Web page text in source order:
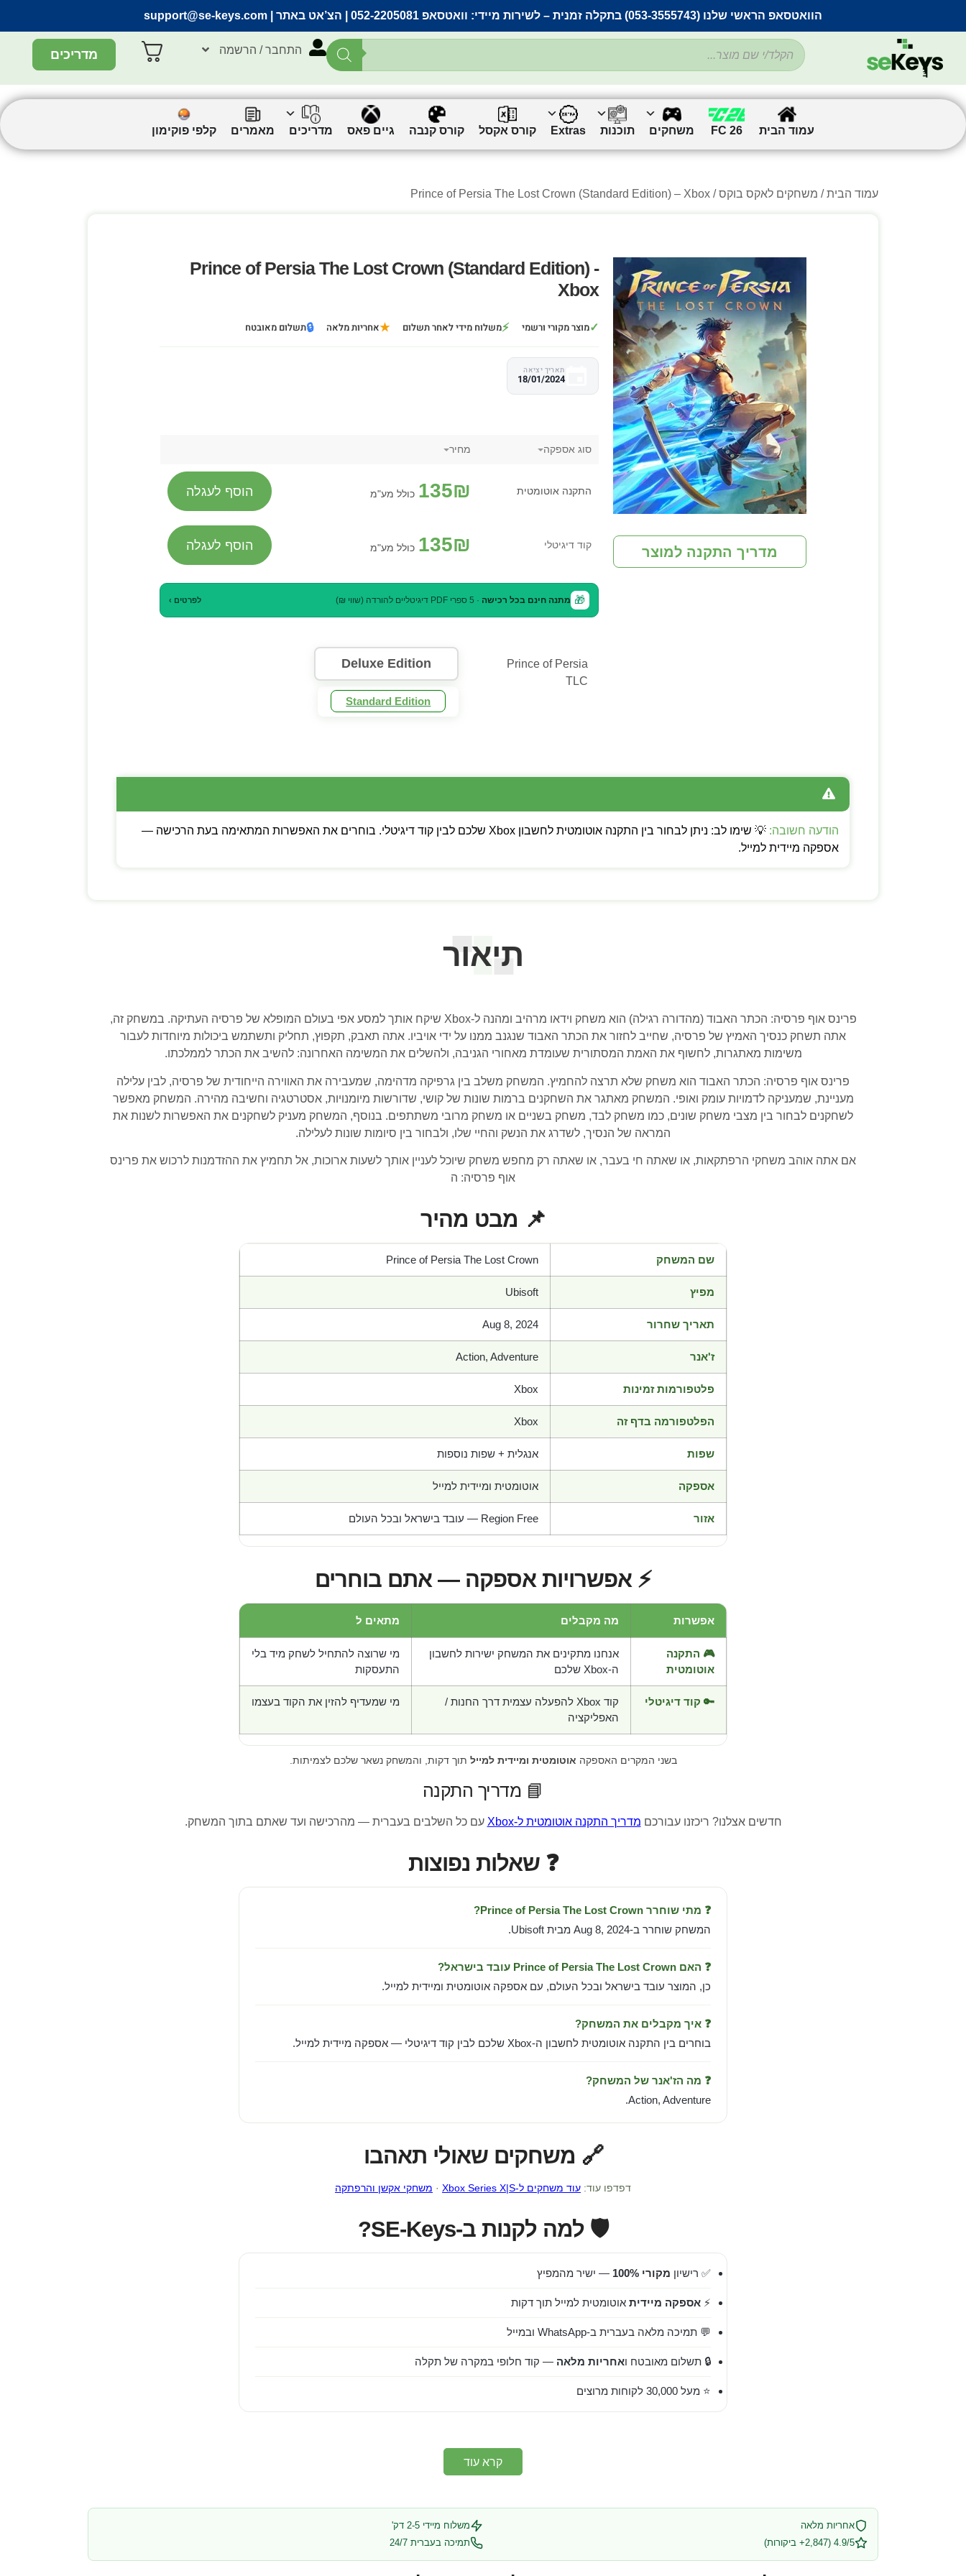
הוואטסאפ הראשי שלנו (053-3555743) בתקלה זמנית – לשירות מיידי: וואטסאפ 052-2205081 | הצ’אט באתר | support@se-keys.com
התחבר / הרשמה מדריכים
עמוד הבית FC 26 משחקים תוכנות Extras קורס אקסל קורס קנבה גיים פאס מדריכים מאמרים קלפי פוקימון
עמוד הבית/ משחקים לאקס בוקס/ Prince of Persia The Lost Crown (Standard Edition) – Xbox
מדריך התקנה למוצר
Prince of Persia The Lost Crown (Standard Edition) -
Xbox
✓מוצר מקורי ורשמי ⚡משלוח מידי לאחר תשלום ★אחריות מלאה 🔒תשלום מאובטח
תאריך יציאה
18/01/2024
סוג אספקה מחיר
התקנה אוטומטית 135₪ כולל מע"מ הוסף לעגלה
קוד דיגיטלי 135₪ כולל מע"מ הוסף לעגלה
🎁 מתנה חינם בכל רכישה · 5 ספרי PDF דיגיטליים להורדה (שווי ₪) לפרטים ›
Prince of Persia
TLC
Deluxe Edition
Standard Edition
הודעה חשובה:
💡 שימו לב: ניתן לבחור בין התקנה אוטומטית לחשבון Xbox שלכם לבין קוד דיגיטלי. בוחרים את האפשרות המתאימה בעת הרכישה —
אספקה מיידית למייל.
תיאור
פרינס אוף פרסיה: הכתר האבוד (מהדורה רגילה) הוא משחק וידאו מרהיב ומהנה ל-Xbox שיקח אותך למסע אפי בעולם המופלא של פרסיה העתיקה. במשחק זה,
אתה תשחק כנסיך האמיץ של פרסיה, שחייב לחזור את הכתר האבוד שנגנב ממנו על ידי אויביו. אתה תאבק, תקפוץ, תחליק ותשתמש ביכולות מיוחדות לעבור
משימות מאתגרות, לחשוף את האמת המסתורית שעומדת מאחורי הגניבה, ולהשלים את המשימה האחרונה: להשיב את הכתר לממלכתו.
פרינס אוף פרסיה: הכתר האבוד הוא משחק שלא תרצה להחמיץ. המשחק משלב בין גרפיקה מדהימה, שמעבירה את האווירה הייחודית של פרסיה, לבין עלילה
מעניינת, שמעניקה לדמויות עומק ואופי. המשחק מאתגר את השחקנים ברמות שונות של קושי, שדורשות מיומנויות, אסטרטגיה וחשיבה מהירה. המשחק מאפשר
לשחקנים לבחור בין מצבי משחק שונים, כמו משחק לבד, משחק בשניים או משחק מרובי משתתפים. בנוסף, המשחק מעניק לשחקנים את האפשרות לשנות את
המראה של הנסיך, לשדרג את הנשק והחיי שלו, ולבחור בין סיומות שונות לעלילה.
אם אתה אוהב משחקי הרפתקאות, או שאתה חי בעבר, או שאתה רק מחפש משחק שיוכל לעניין אותך לשעות ארוכות, אל תחמיץ את ההזדמנות לרכוש את פרינס
אוף פרסיה: ה
📌 מבט מהיר
שם המשחק Prince of Persia The Lost Crown
מפיץ Ubisoft
תאריך שחרור Aug 8, 2024
ז'אנר Action, Adventure
פלטפורמות זמינות Xbox
הפלטפורמה בדף זה Xbox
שפות אנגלית + שפות נוספות
אספקה אוטומטית ומיידית למייל
אזור Region Free — עובד בישראל ובכל העולם
⚡ אפשרויות אספקה — אתם בוחרים
אפשרות מה מקבלים מתאים ל
🎮 התקנה
אוטומטית
אנחנו מתקינים את המשחק ישירות לחשבון
ה-Xbox שלכם
מי שרוצה להתחיל לשחק מיד בלי
התעסקות
🔑 קוד דיגיטלי
קוד Xbox להפעלה עצמית דרך החנות /
האפליקציה
מי שמעדיף להזין את הקוד בעצמו
בשני המקרים האספקה אוטומטית ומיידית למייל תוך דקות, והמשחק נשאר שלכם לצמיתות.
📘 מדריך התקנה
חדשים אצלנו? ריכזנו עבורכם מדריך התקנה אוטומטית ל-Xbox עם כל השלבים בעברית — מהרכישה ועד שאתם בתוך המשחק.
❓ שאלות נפוצות
❓ מתי שוחרר Prince of Persia The Lost Crown?
המשחק שוחרר ב-Aug 8, 2024 מבית Ubisoft.
❓ האם Prince of Persia The Lost Crown עובד בישראל?
כן, המוצר עובד בישראל ובכל העולם, עם אספקה אוטומטית ומיידית למייל.
❓ איך מקבלים את המשחק?
בוחרים בין התקנה אוטומטית לחשבון ה-Xbox שלכם לבין קוד דיגיטלי — אספקה מיידית למייל.
❓ מה הז'אנר של המשחק?
Action, Adventure.
🔗 משחקים שאולי תאהבו
דפדפו עוד: עוד משחקים ל-Xbox Series X|S · משחקי אקשן והרפתקה
🛡️ למה לקנות ב-SE-Keys?
✅ רישיון מקורי 100% — ישיר מהמפיץ
⚡ אספקה מיידית אוטומטית למייל תוך דקות
💬 תמיכה מלאה בעברית ב-WhatsApp ובמייל
🔒 תשלום מאובטח ואחריות מלאה — קוד חלופי במקרה של תקלה
⭐ מעל 30,000 לקוחות מרוצים
קרא עוד
אחריות מלאה
משלוח מיידי 2-5 דק'
4.9/5 (2,847+ ביקורות)
תמיכה בעברית 24/7